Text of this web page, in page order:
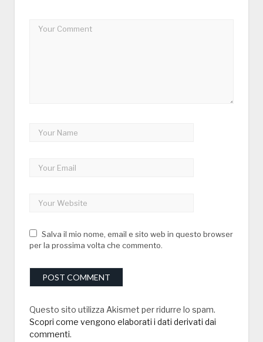
Salva il mio nome, email e sito web in questo browser
per la prossima volta che commento.
Questo sito utilizza Akismet per ridurre lo spam.
Scopri come vengono elaborati i dati derivati dai
commenti.